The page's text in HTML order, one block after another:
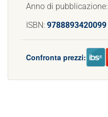
Anno di pubblicazione:
ISBN: 9788893420099
Confronta prezzi: